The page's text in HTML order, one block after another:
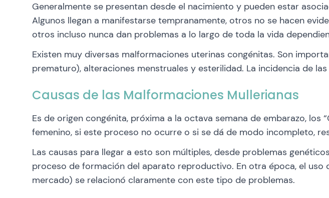
Generalmente se presentan desde el nacimiento y pueden estar
Algunos llegan a manifestarse tempranamente, otros no se hacen
otros incluso nunca dan problemas a lo largo de toda la vida
Existen muy diversas malformaciones uterinas congénitas. Son
prematuro), alteraciones menstruales y esterilidad. La incidencia de
Causas de las Malformaciones Mullerianas
Es de origen congénita, próxima a la octava semana de embarazo,
femenino, si este proceso no ocurre o si se dá de modo incompleto,
Las causas para llegar a esto son múltiples, desde problemas
proceso de formación del aparato reproductivo. En otra época, el
mercado) se relacionó claramente con este tipo de problemas.